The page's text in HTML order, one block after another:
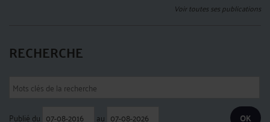
Voir toutes ses publications
RECHERCHE
Publié du au